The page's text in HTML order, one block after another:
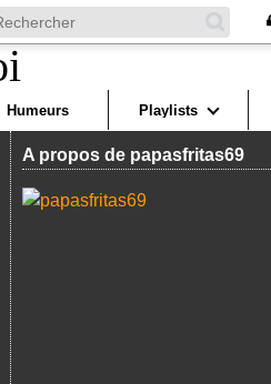
Humeurs Playlists
A propos de papasfritas69